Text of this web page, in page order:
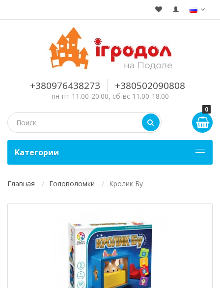
+380976438273 +380502090808
пн-пт 11.00-20.00, сб-вс 11.00-18.00
0
Kатегории
Главная Головоломки Кролик Бу